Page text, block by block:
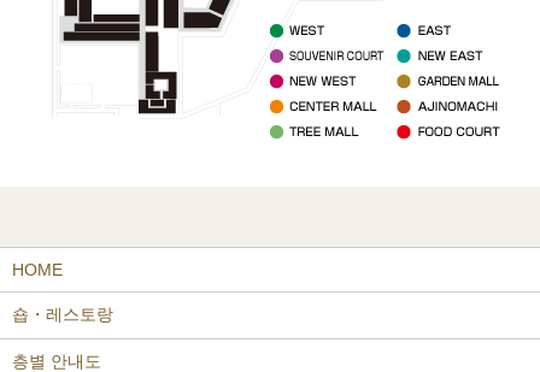
HOME
숍・레스토랑
층별 안내도